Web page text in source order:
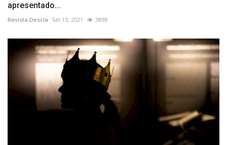
apresentado...
Revista Descla Set 13, 2021 3898